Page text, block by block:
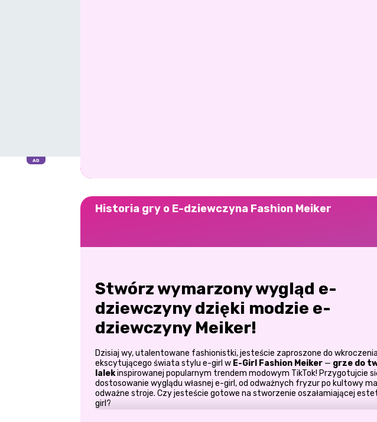
Historia gry o E-dziewczyna Fashion Meiker
Stwórz wymarzony wygląd e-
dziewczyny dzięki modzie e-
dziewczyny Meiker!
Dzisiaj wy, utalentowane fashionistki, jesteście zaproszone do
ekscytującego świata stylu e-girl w E-Girl Fashion Meiker — grze do
lalekinspirowanej popularnym trendem modowym TikTok! Przygotujcie
dostosowanie wyglądu własnej e-girl, od odważnych fryzur po kultowy
odważne stroje. Czy jesteście gotowe na stworzenie oszałamiającej
girl?